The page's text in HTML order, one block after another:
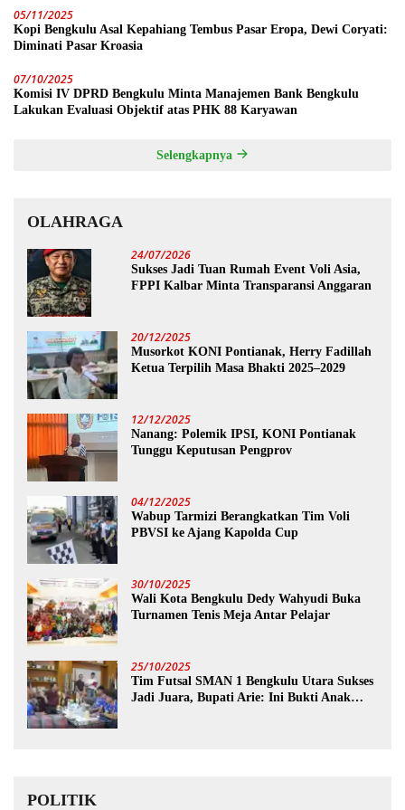
05/11/2025
Kopi Bengkulu Asal Kepahiang Tembus Pasar Eropa, Dewi Coryati:
Diminati Pasar Kroasia
07/10/2025
Komisi IV DPRD Bengkulu Minta Manajemen Bank Bengkulu
Lakukan Evaluasi Objektif atas PHK 88 Karyawan
Selengkapnya
OLAHRAGA
24/07/2026
Sukses Jadi Tuan Rumah Event Voli Asia,
FPPI Kalbar Minta Transparansi Anggaran
20/12/2025
Musorkot KONI Pontianak, Herry Fadillah
Ketua Terpilih Masa Bhakti 2025–2029
12/12/2025
Nanang: Polemik IPSI, KONI Pontianak
Tunggu Keputusan Pengprov
04/12/2025
Wabup Tarmizi Berangkatkan Tim Voli
PBVSI ke Ajang Kapolda Cup
30/10/2025
Wali Kota Bengkulu Dedy Wahyudi Buka
Turnamen Tenis Meja Antar Pelajar
25/10/2025
Tim Futsal SMAN 1 Bengkulu Utara Sukses
Jadi Juara, Bupati Arie: Ini Bukti Anak
POLITIK